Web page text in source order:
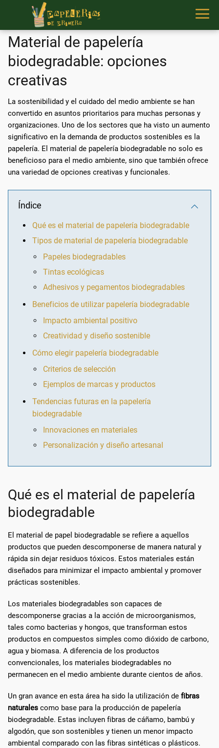
Material de papelería
biodegradable: opciones
creativas
La sostenibilidad y el cuidado del medio ambiente se han
convertido en asuntos prioritarios para muchas personas y
organizaciones. Uno de los sectores que ha visto un aumento
significativo en la demanda de productos sostenibles es la
papelería. El material de papelería biodegradable no solo es
beneficioso para el medio ambiente, sino que también ofrece
una variedad de opciones creativas y funcionales.
Índice
Qué es el material de papelería biodegradable
Tipos de material de papelería biodegradable
Papeles biodegradables
Tintas ecológicas
Adhesivos y pegamentos biodegradables
Beneficios de utilizar papelería biodegradable
Impacto ambiental positivo
Creatividad y diseño sostenible
Cómo elegir papelería biodegradable
Criterios de selección
Ejemplos de marcas y productos
Tendencias futuras en la papelería
biodegradable
Innovaciones en materiales
Personalización y diseño artesanal
Qué es el material de papelería
biodegradable
El material de papel biodegradable se refiere a aquellos
productos que pueden descomponerse de manera natural y
rápida sin dejar residuos tóxicos. Estos materiales están
diseñados para minimizar el impacto ambiental y promover
prácticas sostenibles.
Los materiales biodegradables son capaces de
descomponerse gracias a la acción de microorganismos,
tales como bacterias y hongos, que transforman estos
productos en compuestos simples como dióxido de carbono,
agua y biomasa. A diferencia de los productos
convencionales, los materiales biodegradables no
permanecen en el medio ambiente durante cientos de años.
Un gran avance en esta área ha sido la utilización de fibras
naturales como base para la producción de papelería
biodegradable. Estas incluyen fibras de cáñamo, bambú y
algodón, que son sostenibles y tienen un menor impacto
ambiental comparado con las fibras sintéticas o plásticos.